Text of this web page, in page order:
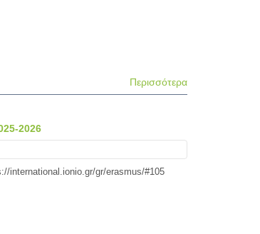
Περισσότερα
2026
international.ionio.gr/gr/erasmus/#105